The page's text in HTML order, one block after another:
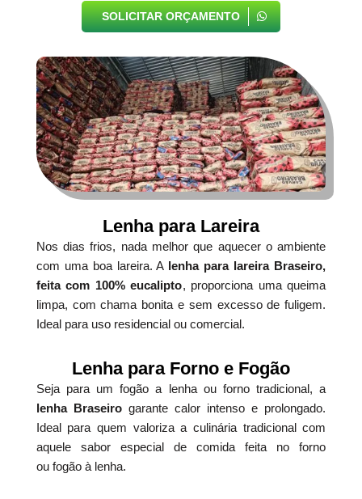
SOLICITAR ORÇAMENTO
Lenha para Lareira
Nos dias frios, nada melhor que aquecer o ambiente
com uma boa lareira. A lenha para lareira Braseiro,
feita com 100% eucalipto, proporciona uma queima
limpa, com chama bonita e sem excesso de fuligem.
Ideal para uso residencial ou comercial.
Lenha para Forno e Fogão
Seja para um fogão a lenha ou forno tradicional, a
lenha Braseirogarante calor intenso e prolongado.
Ideal para quem valoriza a culinária tradicional com
aquele sabor especial de comida feita no forno
ou fogão à lenha.